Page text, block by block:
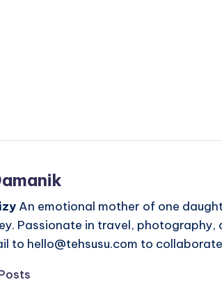
An emotional mother of one
Passionate in travel,
to hello@tehsusu.com to